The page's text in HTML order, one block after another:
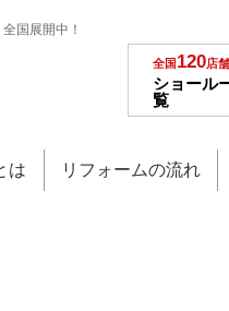
国展開中！
全国120店舗
ショール
覧
は リフォームの流れ